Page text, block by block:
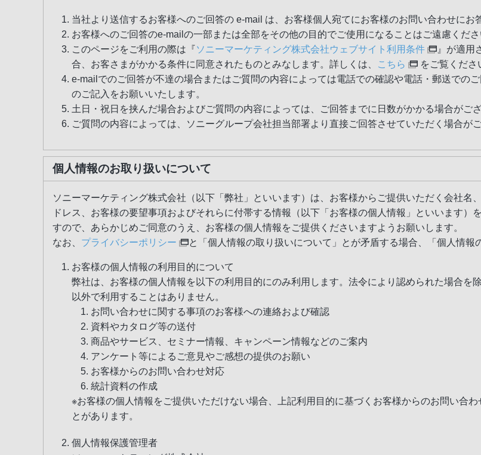
当社より送信するお客様へのご回答の e-mail は、お客様個人宛てにお客様のお問い合わせにお
お客様へのご回答のe-mailの一部または全部をその他の目的でご使用になることはご遠慮くださ
このページをご利用の際は『ソニーマーケティング株式会社ウェブサイト利用条件
』が適用
合、お客さまがかかる条件に同意されたものとみなします。詳しくは、
こちら
をご覧くださ
e-mailでのご回答が不達の場合またはご質問の内容によっては電話での確認や電話・郵送での
のご記入をお願いいたします。
土日・祝日を挟んだ場合およびご質問の内容によっては、ご回答までに日数がかかる場合がご
ご質問の内容によっては、ソニーグループ会社担当部署より直接ご回答させていただく場合が
個人情報のお取り扱いについて
ソニーマーケティング株式会社（以下「弊社」といいます）は、お客様からご提供いただく会社
ドレス、お客様の要望事項およびそれらに付帯する情報（以下「お客様の個人情報」といいます）を
すので、あらかじめご同意のうえ、お客様の個人情報をご提供くださいますようお願いします。
なお、 プライバシーポリシー と「個人情報の取り扱いについて」とが矛盾する場合、「個人情報
お客様の個人情報の利用目的について
弊社は、お客様の個人情報を以下の利用目的にのみ利用します。法令により認められた場合を
以外で利用することはありません。
お問い合わせに関する事項のお客様への連絡および確認
資料やカタログ等の送付
商品やサービス、セミナー情報、キャンペーン情報などのご案内
アンケート等によるご意見やご感想の提供のお願い
お客様からのお問い合わせ対応
統計資料の作成
※お客様の個人情報をご提供いただけない場合、上記利用目的に基づくお客様からのお問い合
とがあります。
個人情報保護管理者